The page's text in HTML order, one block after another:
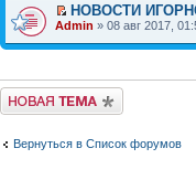
НОВОСТИ
Admin » 08 авг 2017,
Начать новую тему
Вернуться в Список форумов